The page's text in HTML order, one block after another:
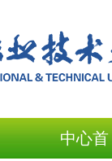
中心首